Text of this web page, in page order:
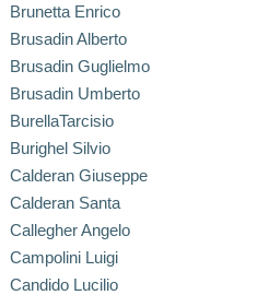
Brunetta Enrico
Brusadin Alberto
Brusadin Guglielmo
Brusadin Umberto
BurellaTarcisio
Burighel Silvio
Calderan Giuseppe
Calderan Santa
Callegher Angelo
Campolini Luigi
Candido Lucilio